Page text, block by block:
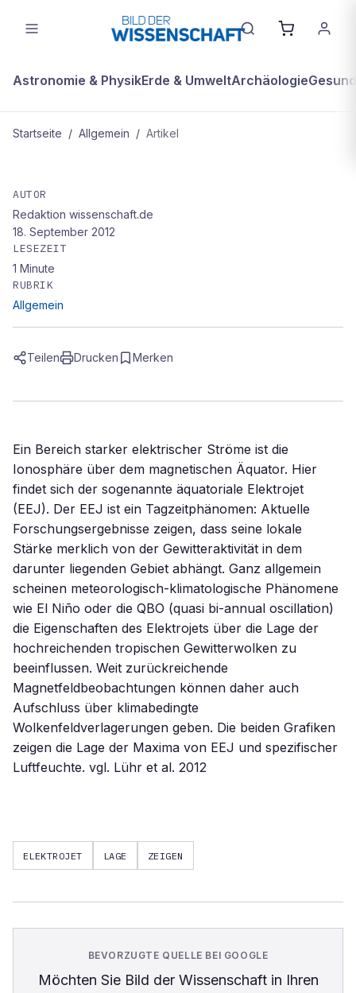
Astronomie & PhysikErde & UmweltArchäologie
Startseite / Allgemein / Artikel
Globale Gewitterverteilung und
Elektrojet
AUTOR
Redaktion wissenschaft.de
18. September 2012
LESEZEIT
1 Minute
RUBRIK
Allgemein
Teilen Drucken Merken
Ein Bereich starker elektrischer Ströme ist die
Ionosphäre über dem magnetischen Äquator. Hier
findet sich der sogenannte äquatoriale Elektrojet
(EEJ). Der EEJ ist ein Tagzeitphänomen: Aktuelle
Forschungsergebnisse zeigen, dass seine lokale
Stärke merklich von der Gewitteraktivität in dem
darunter liegenden Gebiet abhängt. Ganz allgemein
scheinen meteorologisch-klimatologische Phänomene
wie El Niño oder die QBO (quasi bi-annual oscillation)
die Eigenschaften des Elektrojets über die Lage der
hochreichenden tropischen Gewitterwolken zu
beeinflussen. Weit zurückreichende
Magnetfeldbeobachtungen können daher auch
Aufschluss über klimabedingte
Wolkenfeldverlagerungen geben. Die beiden Grafiken
zeigen die Lage der Maxima von EEJ und spezifischer
Luftfeuchte. vgl. Lühr et al. 2012
ELEKTROJET LAGE ZEIGEN
BEVORZUGTE QUELLE BEI GOOGLE
Möchten Sie Bild der Wissenschaftin Ihren